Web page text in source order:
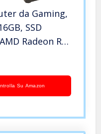
da Gaming,
SSD
Radeon RX
10 Pro,
Su Amazon